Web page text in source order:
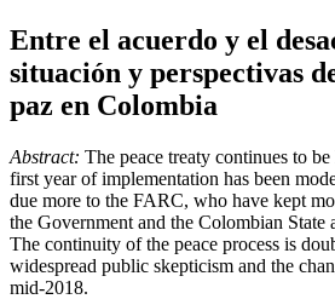
Entre el acuerdo y el
situación y perspectivas
paz en Colombia
Abstract: The peace treaty continues to
first year of implementation has been
due more to the FARC, who have kept
the Government and the Colombian State
The continuity of the peace process is
widespread public skepticism and the
mid-2018.